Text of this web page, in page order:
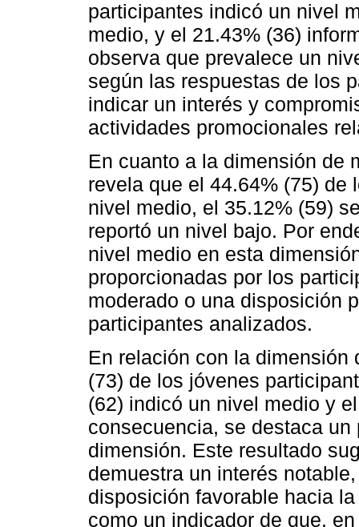
participantes indicó un nivel
medio, y el 21.43% (36)
observa que prevalece un
según las respuestas de los
indicar un interés y
actividades promocionales
En cuanto a la dimensión de
revela que el 44.64% (75)
nivel medio, el 35.12% (59)
reportó un nivel bajo. Por
nivel medio en esta
proporcionadas por los
moderado o una disposición
participantes analizados.
En relación con la dimensión
(73) de los jóvenes
(62) indicó un nivel medio y
consecuencia, se destaca
dimensión. Este resultado
demuestra un interés
disposición favorable hacia
como un indicador de que,